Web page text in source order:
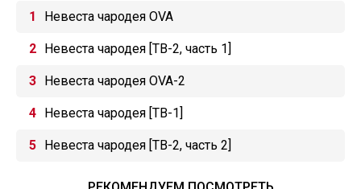
Невеста чародея OVA
Невеста чародея [ТВ-2, часть 1]
Невеста чародея OVA-2
Невеста чародея [ТВ-1]
Невеста чародея [ТВ-2, часть 2]